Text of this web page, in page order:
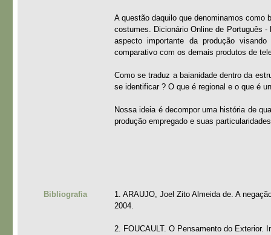
A questão daquilo que denominamos como
costumes. Dicionário Online de Português
aspecto importante da produção
comparativo com os demais produtos de
Como se traduz a baianidade dentro da
se identificar ? O que é regional e o que é
Nossa ideia é decompor uma história de
produção empregado e suas
Bibliografia
1. ARAUJO, Joel Zito Almeida de. A
2004.
2. FOUCAULT. O Pensamento do Exterior.